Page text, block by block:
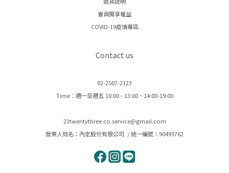
會員獨享權益
COVID-19疫情專區
Contact us
02-2507-2123
Time：週一至週五 10:00 - 13:00、14:00-19:00
23twentythree.co.service@gmail.com
營業人姓名：內定股份有限公司 / 統一編號：90495762